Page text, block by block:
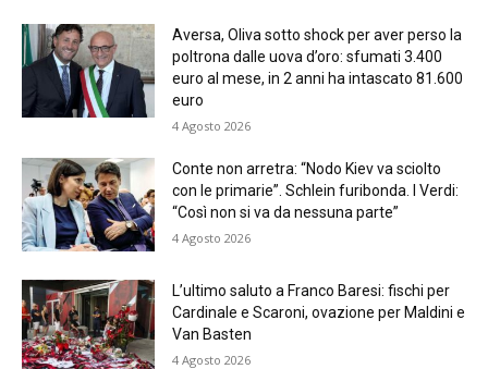
Aversa, Oliva sotto shock per aver perso la
poltrona dalle uova d’oro: sfumati 3.400
euro al mese, in 2 anni ha intascato 81.600
euro
4 Agosto 2026
Conte non arretra: “Nodo Kiev va sciolto
con le primarie”. Schlein furibonda. I Verdi:
“Così non si va da nessuna parte”
4 Agosto 2026
L’ultimo saluto a Franco Baresi: fischi per
Cardinale e Scaroni, ovazione per Maldini e
Van Basten
4 Agosto 2026